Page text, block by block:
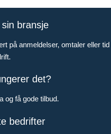
bransje
på anmeldelser, omtaler eller tid
det?
og få gode tilbud.
bedrifter